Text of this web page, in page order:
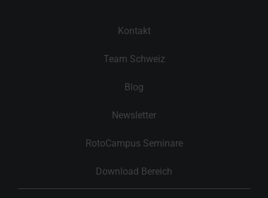
Kontakt
Team Schweiz
Blog
Newsletter
RotoCampus Seminare
Download Bereich